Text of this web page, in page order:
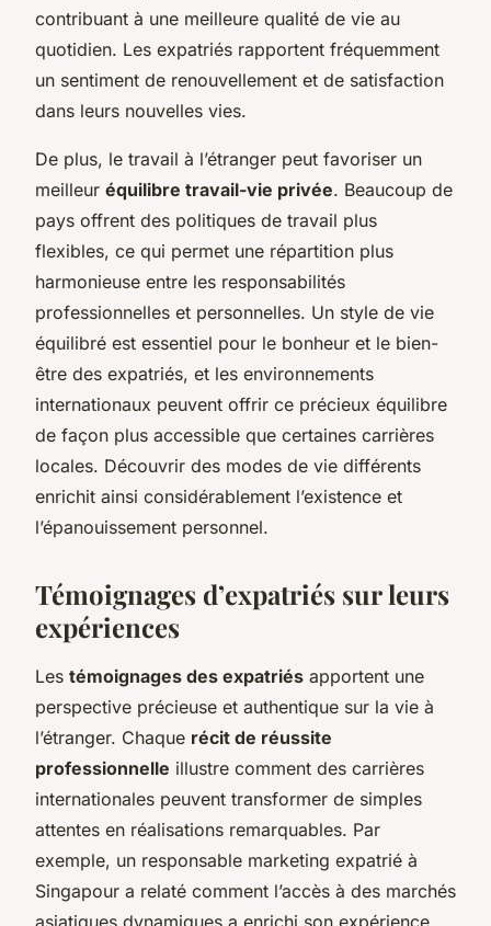
contribuant à une meilleure qualité de vie au
quotidien. Les expatriés rapportent fréquemment
un sentiment de renouvellement et de satisfaction
dans leurs nouvelles vies.
De plus, le travail à l’étranger peut favoriser un
meilleur équilibre travail-vie privée. Beaucoup de
pays offrent des politiques de travail plus
flexibles, ce qui permet une répartition plus
harmonieuse entre les responsabilités
professionnelles et personnelles. Un style de vie
équilibré est essentiel pour le bonheur et le bien-
être des expatriés, et les environnements
internationaux peuvent offrir ce précieux équilibre
de façon plus accessible que certaines carrières
locales. Découvrir des modes de vie différents
enrichit ainsi considérablement l’existence et
l’épanouissement personnel.
Témoignages d’expatriés sur leurs
expériences
Les témoignages des expatriés apportent une
perspective précieuse et authentique sur la vie à
l’étranger. Chaque récit de réussite
professionnelle illustre comment des carrières
internationales peuvent transformer de simples
attentes en réalisations remarquables. Par
exemple, un responsable marketing expatrié à
Singapour a relaté comment l’accès à des marchés
asiatiques dynamiques a enrichi son expérience